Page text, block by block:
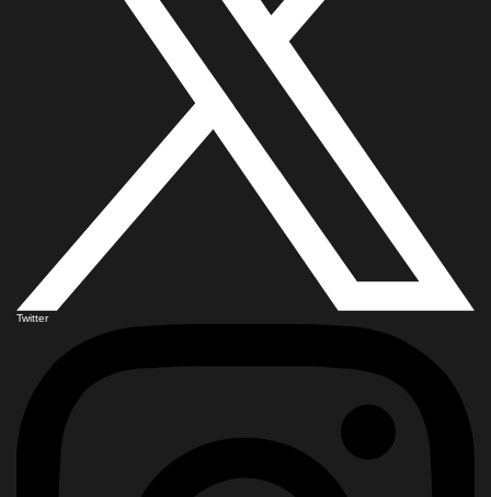
Twitter